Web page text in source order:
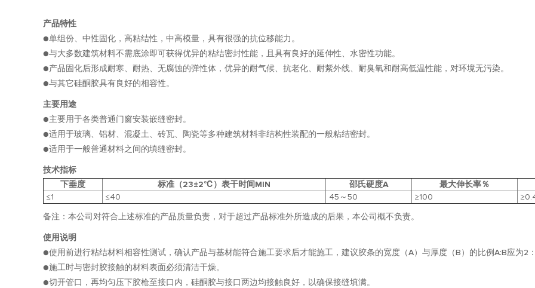
产品特性
●单组份、中性固化，高粘结性，中高模量，具有很强的抗位移能力。
●与大多数建筑材料不需底涂即可获得优异的粘结密封性能，且具有良好的延伸性、水密性功能。
●产品固化后形成耐寒、耐热、无腐蚀的弹性体，优异的耐气候、抗老化、耐紫外线、耐臭氧和耐高低温性能，对环境无污染。
●与其它硅酮胶具有良好的相容性。
主要用途
●主要用于各类普通门窗安装嵌缝密封。
●适用于玻璃、铝材、混凝土、砖瓦、陶瓷等多种建筑材料非结构性装配的一般粘结密封。
●适用于一般普通材料之间的填缝密封。
技术指标
下垂度
标准（23±2℃）表干时间MIN 邵氏硬度A 最大伸长率％
≤1
≤40 45～50 ≥100
备注：本公司对符合上述标准的产品质量负责，对于超过产品标准外所造成的后果，本公司概不负责。
使用说明
●使用前进行粘结材料相容性测试，确认产品与基材能符合施工要求后才能施工，建议胶条的宽度（A）与厚度（B）的比例A:B应为2
●施工时与密封胶接触的材料表面必须清洁干燥。
●切开管口，再均匀压下胶枪至接口内，硅酮胶与接口两边均接触良好，以确保接缝填满。